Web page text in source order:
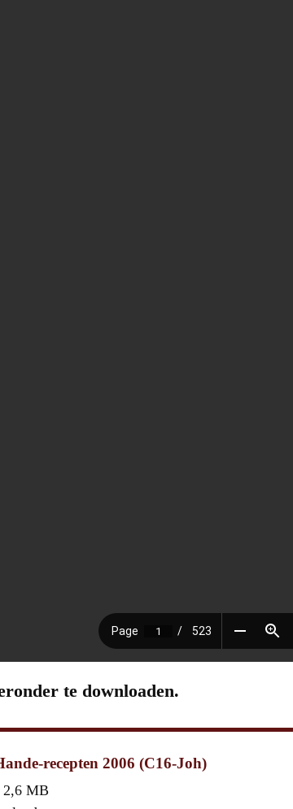
te downloaden.
recepten 2006 (C16-Joh)
2,6 MB